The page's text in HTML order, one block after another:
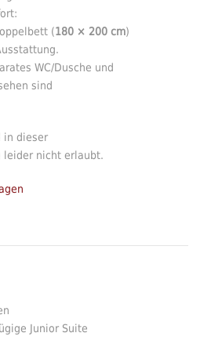
(180 × 200 cm)
WC/Dusche und
sind
in dieser
leider nicht erlaubt.
Junior Suite